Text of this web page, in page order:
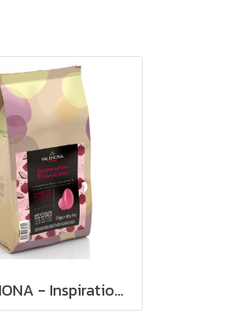
VALRHONA - Inspiration Framboise (Raspberry) fruit couverture